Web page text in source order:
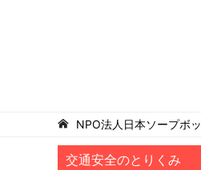
NPO法人日本ソープボ
交通安全のとりくみ